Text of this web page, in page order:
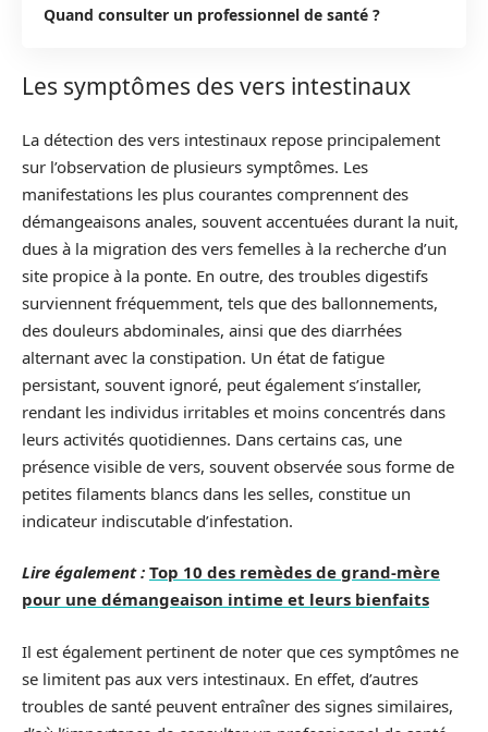
Quand consulter un professionnel de santé ?
Les symptômes des vers intestinaux
La détection des vers intestinaux repose principalement
sur l’observation de plusieurs symptômes. Les
manifestations les plus courantes comprennent des
démangeaisons anales, souvent accentuées durant la nuit,
dues à la migration des vers femelles à la recherche d’un
site propice à la ponte. En outre, des troubles digestifs
surviennent fréquemment, tels que des ballonnements,
des douleurs abdominales, ainsi que des diarrhées
alternant avec la constipation. Un état de fatigue
persistant, souvent ignoré, peut également s’installer,
rendant les individus irritables et moins concentrés dans
leurs activités quotidiennes. Dans certains cas, une
présence visible de vers, souvent observée sous forme de
petites filaments blancs dans les selles, constitue un
indicateur indiscutable d’infestation.
Lire également : Top 10 des remèdes de grand-mère
pour une démangeaison intime et leurs bienfaits
Il est également pertinent de noter que ces symptômes ne
se limitent pas aux vers intestinaux. En effet, d’autres
troubles de santé peuvent entraîner des signes similaires,